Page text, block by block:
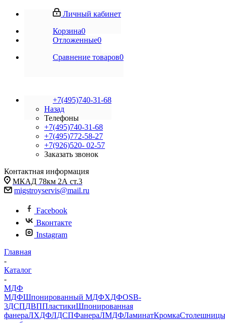
Личный кабинет
Корзина0
Отложенные0
Сравнение товаров0
+7(495)740-31-68
Назад
Телефоны
+7(495)740-31-68
+7(495)772-58-27
+7(926)520- 02-57
Заказать звонок
Контактная информация
МКАД 78км 2А ст.3
migstroyservis@mail.ru
Facebook
Вконтакте
Instagram
Главная
-
Каталог
-
МДФ
МДФШпонированный МДФХДФOSB-
3ДСПДВППластикиШпонированная
фанераЛХДФЛДСПФанераЛМДФЛаминатКромкаСтолешницы